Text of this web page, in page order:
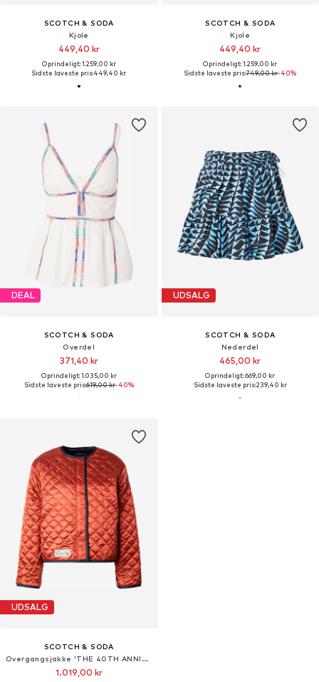
SCOTCH & SODA
Kjole
449,40 kr
Oprindeligt: 1.259,00 kr
Sidste laveste pris:449,40 kr
SCOTCH & SODA
Kjole
449,40 kr
Oprindeligt: 1.259,00 kr
Sidste laveste pris:749,00 kr-40%
DEAL
SCOTCH & SODA
Overdel
371,40 kr
Oprindeligt: 1.035,00 kr
Sidste laveste pris:619,00 kr-40%
UDSALG
SCOTCH & SODA
Nederdel
465,00 kr
Oprindeligt: 669,00 kr
Sidste laveste pris:239,40 kr
UDSALG
SCOTCH & SODA
Overgangsjakke 'THE 40TH ANNIVERSARY'
1.019,00 kr